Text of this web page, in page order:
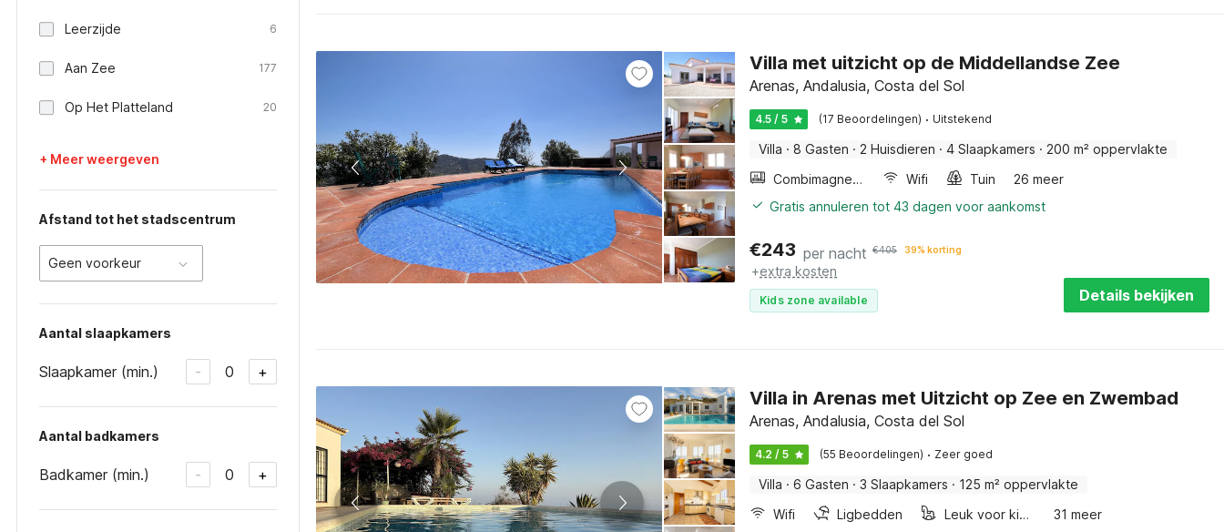
Leerzijde 6
Aan Zee 177
Op Het Platteland 20
+ Meer weergeven
Afstand tot het stadscentrum
Geen voorkeur
Aantal slaapkamers
Slaapkamer (min.) - 0 +
Aantal badkamers
Badkamer (min.) - 0 +
Villa met uitzicht op de Middellandse Zee
Arenas, Andalusia, Costa del Sol
4.5 / 5 (17 Beoordelingen) · Uitstekend
Villa · 8 Gasten · 2 Huisdieren · 4 Slaapkamers · 200 m² oppervlakte
Combimagnetron
Wifi Tuin
26 meer
Gratis annuleren tot 43 dagen voor aankomst
€243 per nacht €405 39% korting
+extra kosten
Kids zone available Details bekijken
Villa in Arenas met Uitzicht op Zee en Zwembad
Arenas, Andalusia, Costa del Sol
4.2 / 5 (55 Beoordelingen) · Zeer goed
Villa · 6 Gasten · 3 Slaapkamers · 125 m² oppervlakte
Wifi
Ligbedden Leuk voor kinderen
31 meer